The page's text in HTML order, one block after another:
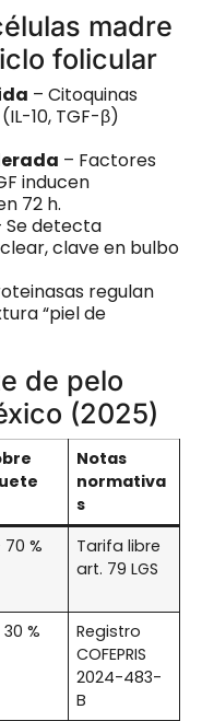
madre
folicular
– Citoquinas
10, TGF-β)
– Factores
inducen
72 h.
Se detecta
clave en bulbo
regulan
“piel de
de pelo
(2025)
Notas
normativa
s
%
Tarifa libre
art. 79 LGS
%
Registro
COFEPRIS
2024-483-
B